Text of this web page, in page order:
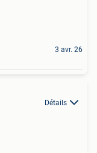
3 avr. 26
Détails